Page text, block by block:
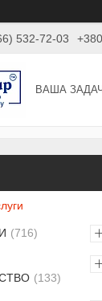
532-72-03
ВАША
716
133